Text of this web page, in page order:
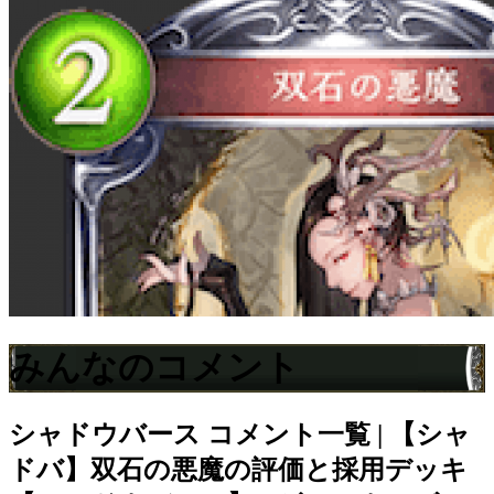
みんなのコメント
シャドウバース コメント一覧 | 【シャ
ドバ】双石の悪魔の評価と採用デッキ